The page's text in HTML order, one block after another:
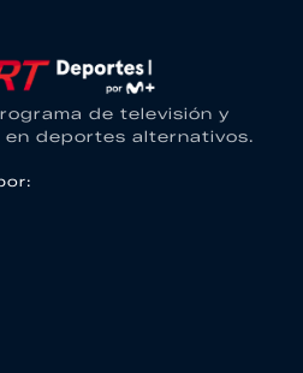
de televisión y
deportes alternativos.